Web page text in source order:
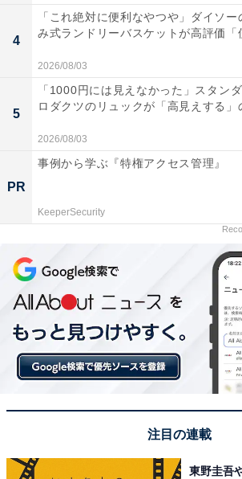
4
「これ絶対に便利なやつや」ダイソー
み式ランドリーバスケットが高評価「
2026/08/03
5
「1000円には見えなかった」スタン
ロダクツのリュックが「高見えする」
2026/08/03
PR
事例から学ぶ『特権アクセス管理』
KeeperSecurity
注目の連載
東野圭吾